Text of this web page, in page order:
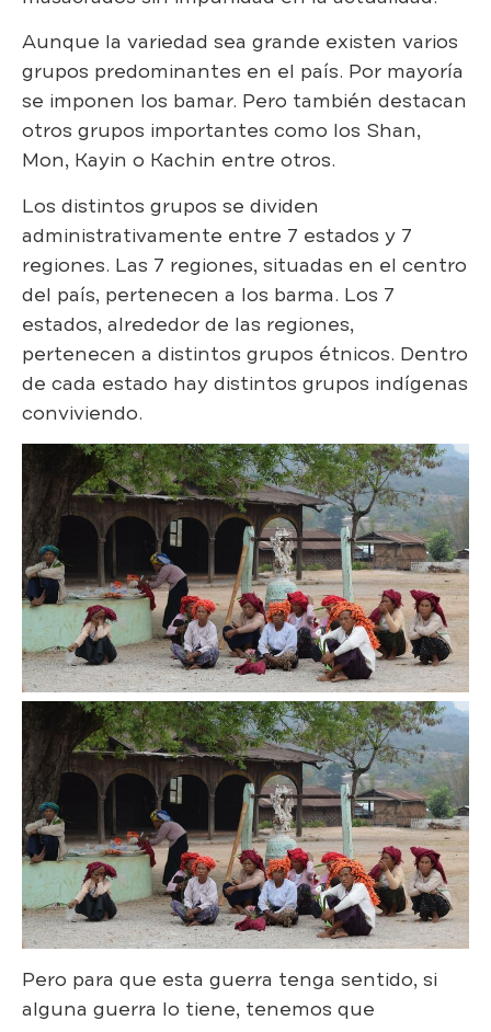
Aunque la variedad sea grande existen varios
grupos predominantes en el país. Por mayoría
se imponen los bamar. Pero también destacan
otros grupos importantes como los Shan,
Mon, Kayin o Kachin entre otros.
Los distintos grupos se dividen
administrativamente entre 7 estados y 7
regiones. Las 7 regiones, situadas en el centro
del país, pertenecen a los barma. Los 7
estados, alrededor de las regiones,
pertenecen a distintos grupos étnicos. Dentro
de cada estado hay distintos grupos indígenas
conviviendo.
Pero para que esta guerra tenga sentido, si
alguna guerra lo tiene, tenemos que